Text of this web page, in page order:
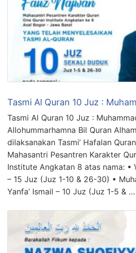
Tasmi Al Quran 10 Juz :
Tasmi Al Quran 10 Juz :
Allohummarhamna Bil Quran
dilaksanakan Tasmi’ Hafalan
Mahasantri Pesantren Karakter
Institute Angkatan 8 atas nama: •
– 15 Juz (Juz 1-10 & 26-30) •
Yanfa’ Ismail – 10 Juz (Juz 1-5 & …